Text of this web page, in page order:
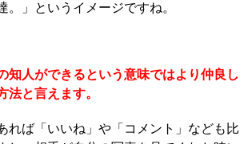
。」というイメージですね。
知人ができるという意味ではより仲良し
法と言えます。
れば「いいね」や「コメント」なども比